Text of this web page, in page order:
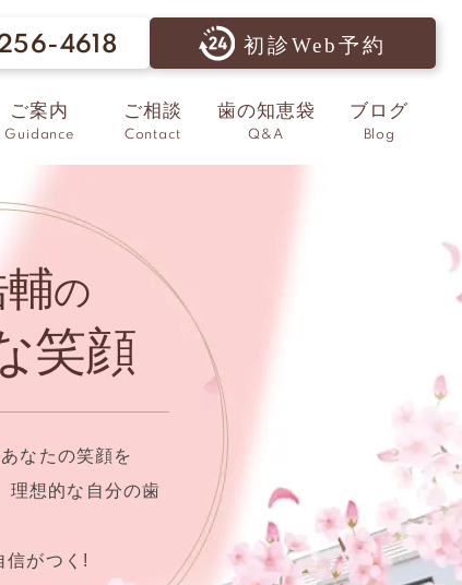
4618 初診Web予約
ご案内
Guidance
ご相談
Contact
歯の知恵袋
Q&A
ブログ
Blog
の
笑顔
なたの笑顔を
理想的な自分の歯
信がつく!